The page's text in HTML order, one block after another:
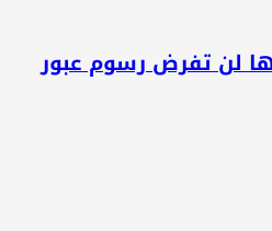
لن تفرض رسوم عبور